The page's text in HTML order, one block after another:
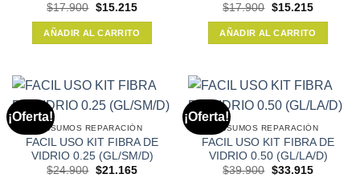
$17.900 El
original
era:
$15.215El
actual
es:
AÑADIR AL CARRITO
$17.900 El
original
era:
$15.215El
actual
es:
AÑADIR AL CARRITO
¡Oferta!
INSUMOS REPARACIÓN
FACIL USO KIT FIBRA DE
VIDRIO 0.25 (GL/SM/D)
$24.900 El
$21.165El
¡Oferta!
INSUMOS REPARACIÓN
FACIL USO KIT FIBRA DE
VIDRIO 0.50 (GL/LA/D)
$39.900 El
$33.915El